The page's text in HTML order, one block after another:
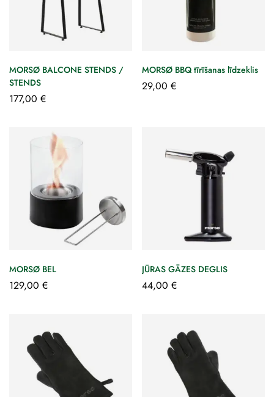
MORSØ BALCONE STENDS /
STENDS
177,00 €
MORSØ BBQ tīrīšanas līdzeklis
29,00 €
MORSØ BEL
129,00 €
JŪRAS GĀZES DEGLIS
44,00 €